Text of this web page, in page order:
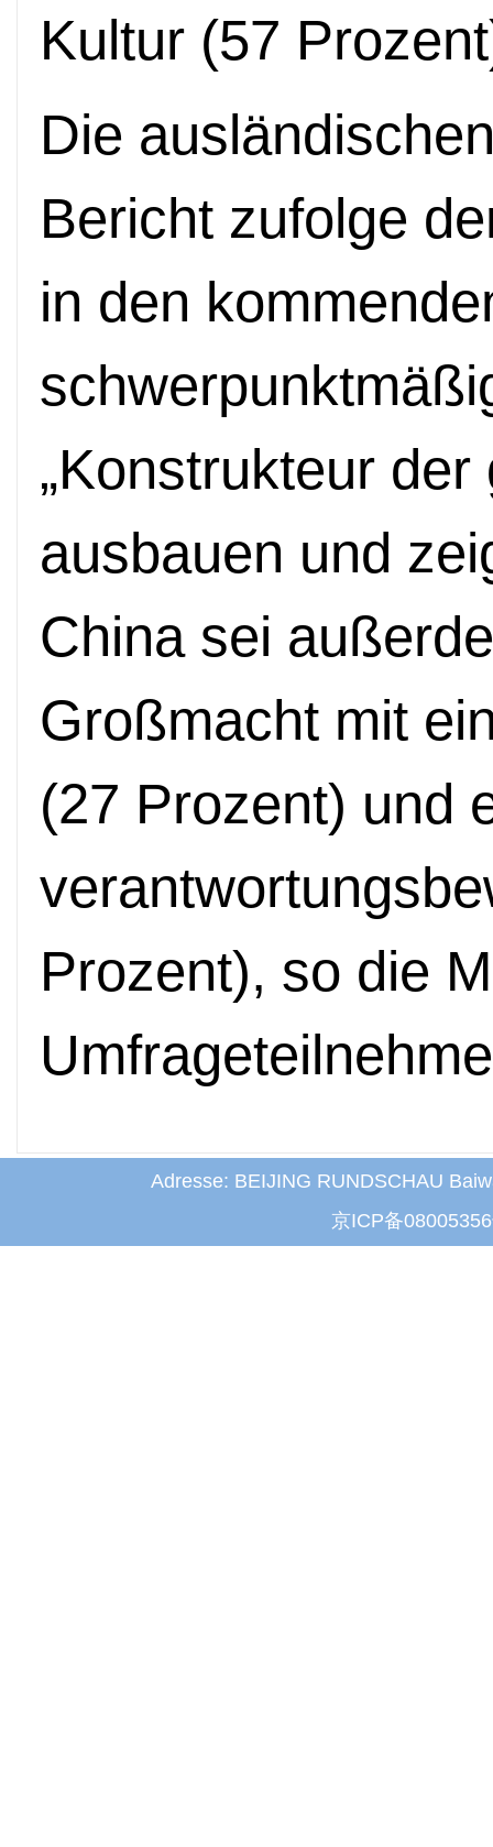
Kultur (57
Die
Bericht zufolge
in den
„Konstrukteur
ausbauen und
China sei
Großmacht mit
(27 Prozent) und
Prozent), so die
Adresse: BEIJING RUNDSCHAU
京ICP备